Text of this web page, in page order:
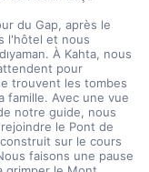
du Gap, après le
l'hôtel et nous
À Kahta, nous
pour
trouvent les tombes
famille. Avec une vue
notre guide, nous
le Pont de
sur le cours
faisons une pause